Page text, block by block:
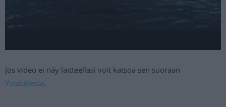
Jos video ei näy laitteellasi voit katsoa sen suoraan
Youtubesta.